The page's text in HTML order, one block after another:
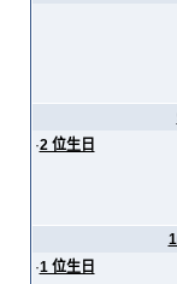
·2 位生日
·1 位生日